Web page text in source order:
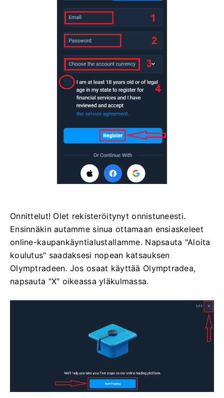
Onnittelut! Olet rekisteröitynyt onnistuneesti.
Ensinnäkin autamme sinua ottamaan ensiaskeleet
online-kaupankäyntialustallamme. Napsauta "Aloita
koulutus" saadaksesi nopean katsauksen
Olymptradeen. Jos osaat käyttää Olymptradea,
napsauta "X" oikeassa yläkulmassa.